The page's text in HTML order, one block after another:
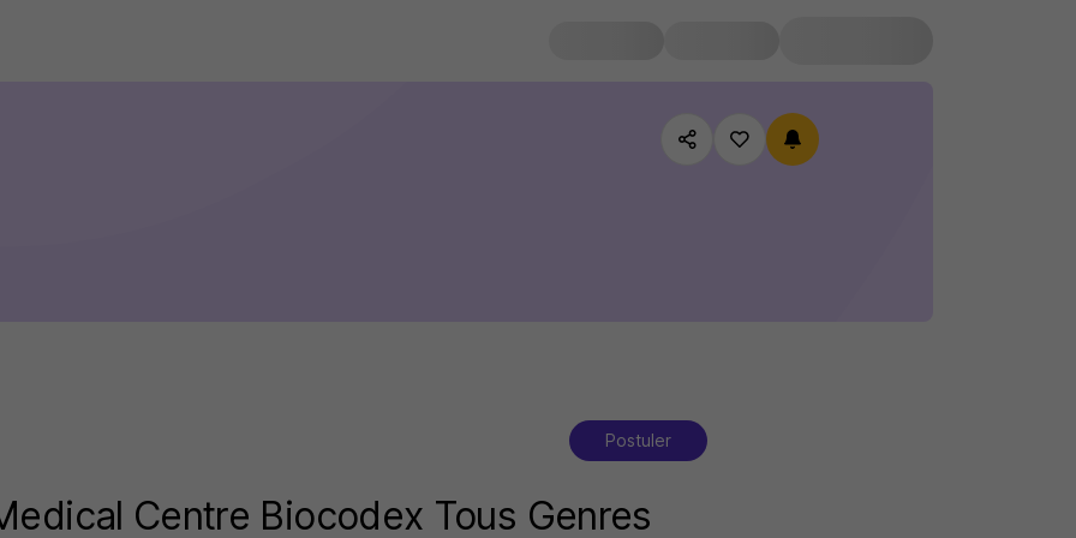
Postuler
Centre Biocodex Tous Genres